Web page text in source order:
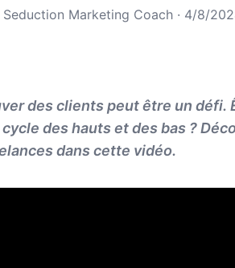
Seduction Marketing Coach· 4/8/
des clients peut être un défi.
des hauts et des bas ?
dans cette vidéo.